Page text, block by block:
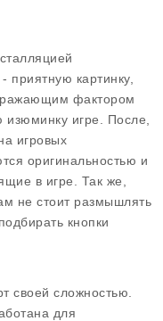
приятную картинку,
фактором
игре. После,
игровых
оригинальностью и
в игре. Так же,
не стоит размышлять
кнопки
своей сложностью.
для